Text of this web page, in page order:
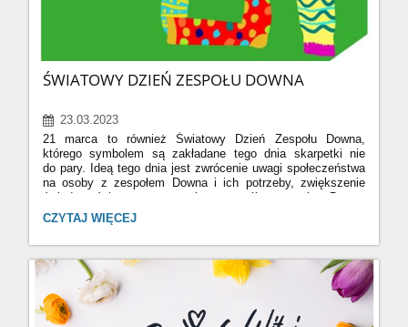
ŚWIATOWY DZIEŃ ZESPOŁU DOWNA
23.03.2023
21 marca to również Światowy Dzień Zespołu Downa,
którego symbolem są zakładane tego dnia skarpetki nie
do pary. Ideą tego dnia jest zwrócenie uwagi społeczeństwa
na osoby z zespołem Downa i ich potrzeby, zwiększenie
świadomości oraz promowanie praw osób z zespołem Downa
do pełnego uczestniczenia w życiu społecznym. Życzymy
wszystkim osobom z zespołem Downa wiele radości
klasie 4 ❤️
ŚWIATOWY
ZESPOŁU
DOWNA:
CZYTAJ WIĘCEJ